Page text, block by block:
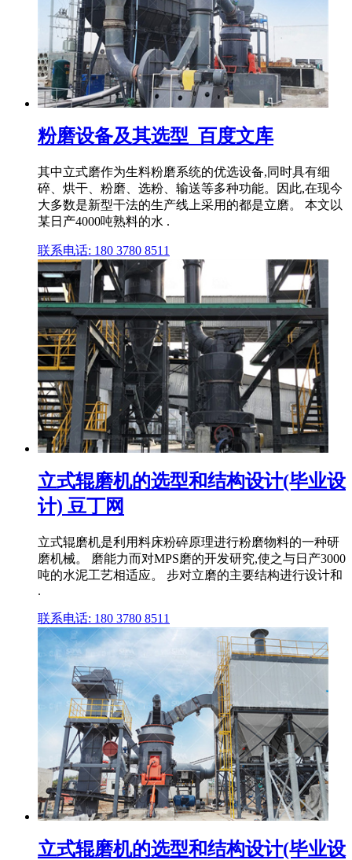
粉磨设备及其选型_百度文库
其中立式磨作为生料粉磨系统的优选设备,同时具有细
碎、烘干、粉磨、选粉、输送等多种功能。因此,在现今
大多数是新型干法的生产线上采用的都是立磨。 本文以
某日产4000吨熟料的水 .
联系电话: 180 3780 8511
立式辊磨机的选型和结构设计(毕业设
计) 豆丁网
立式辊磨机是利用料床粉碎原理进行粉磨物料的一种研
磨机械。 磨能力而对MPS磨的开发研究,使之与日产3000
吨的水泥工艺相适应。 步对立磨的主要结构进行设计和
.
联系电话: 180 3780 8511
立式辊磨机的选型和结构设计(毕业设